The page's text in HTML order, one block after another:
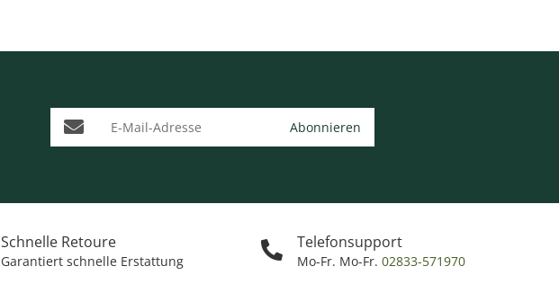
Schnelle Retoure
Garantiert schnelle Erstattung
Telefonsupport
Mo-Fr. Mo-Fr. 02833-571970
E-Mail-Adresse Abonnieren